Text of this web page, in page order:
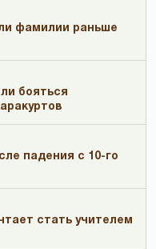
фамилии раньше
бояться
падения с 10-го
стать учителем